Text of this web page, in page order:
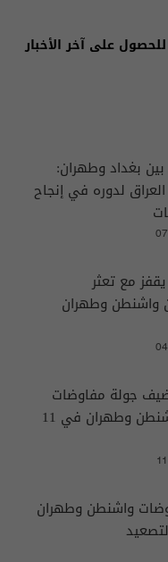
للحصول على آخر الأخبار
بغداد وطهران:
لدوره في إنجاح
يقفز مع تعثر
واشنطن وطهران
جولة مفاوضات
جديدة بين واشنطن وطهران في 11
واشنطن وطهران